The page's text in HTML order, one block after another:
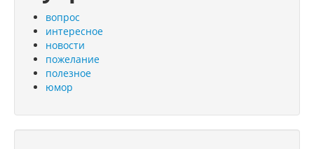
вопрос
интересное
новости
пожелание
полезное
юмор